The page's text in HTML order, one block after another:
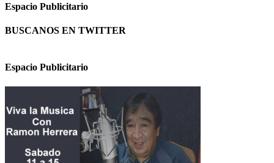
Espacio Publicitario
BUSCANOS EN TWITTER
Espacio Publicitario